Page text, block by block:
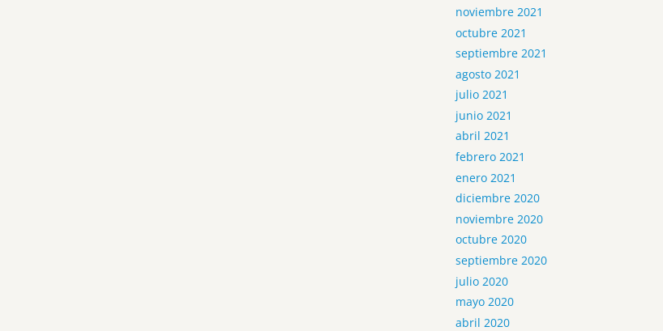
noviembre 2021
octubre 2021
septiembre 2021
agosto 2021
julio 2021
junio 2021
abril 2021
febrero 2021
enero 2021
diciembre 2020
noviembre 2020
octubre 2020
septiembre 2020
julio 2020
mayo 2020
abril 2020